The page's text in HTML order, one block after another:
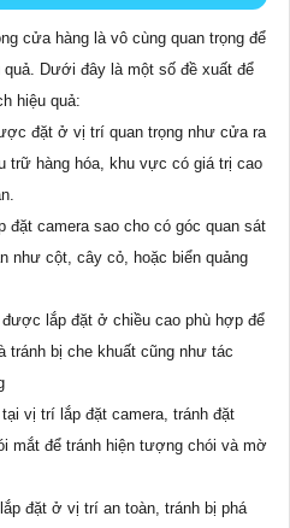
cửa hàng là vô cùng quan trọng để
quả. Dưới đây là một số đề xuất để
hiệu quả:
đặt ở vị trí quan trọng như cửa ra
trữ hàng hóa, khu vực có giá trị cao
đặt camera sao cho có góc quan sát
như cột, cây cỏ, hoặc biển quảng
lắp đặt ở chiều cao phù hợp để
tránh bị che khuất cũng như tác
vị trí lắp đặt camera, tránh đặt
mắt để tránh hiện tượng chói và mờ
đặt ở vị trí an toàn, tránh bị phá